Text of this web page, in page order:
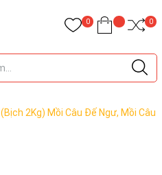
0 0
(Bịch 2Kg) Mồi Câu Đế Ngư, Mồi Câu